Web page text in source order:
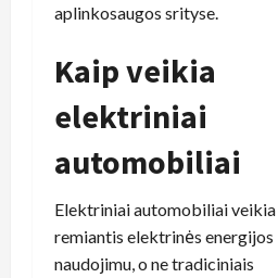
aplinkosaugos srityse.
Kaip veikia
elektriniai
automobiliai
Elektriniai automobiliai veikia
remiantis elektrinės energijos
naudojimu, o ne tradiciniais